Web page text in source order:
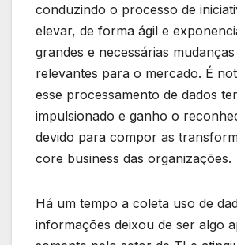
conduzindo o processo de
elevar, de forma ágil e
grandes e necessárias
relevantes para o mercado. É
esse processamento de dados
impulsionado e ganho o
devido para compor as
core business das organizações.
Há um tempo a coleta uso de
informações deixou de ser algo